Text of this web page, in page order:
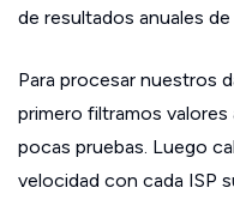
de resultados anuales
Para procesar nuestros
primero filtramos
pocas pruebas. Luego
velocidad con cada ISP